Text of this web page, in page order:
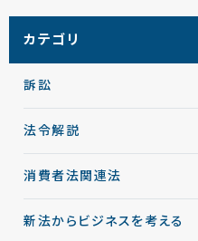
カテゴリ
訴訟
法令解説
消費者法関連法
新法からビジネスを考える